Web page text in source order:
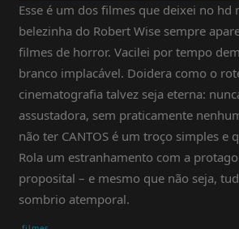
Esse é um dos filmes que deixei no
belezinha do Robert Wise sempre
filmes de horror. Vacilei por tempo
branco implacável. Doidera como o
cinematografia talvez seja eterna:
assustadora, sem praticamente
não ter CANTOS é um troço simples e
Rola um estranhamento com a
proposital – e mesmo que não seja,
sombrio atemporal.